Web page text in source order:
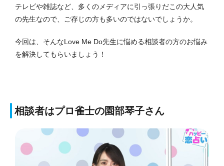
テレビや雑誌など、多くのメディアに引っ張りだこの大人気
の先生なので、ご存じの方も多いのではないでしょうか。
今回は、そんなLove Me Do先生に悩める相談者の方のお悩み
を解決してもらいましょう！
相談者はプロ雀士の園部琴子さん